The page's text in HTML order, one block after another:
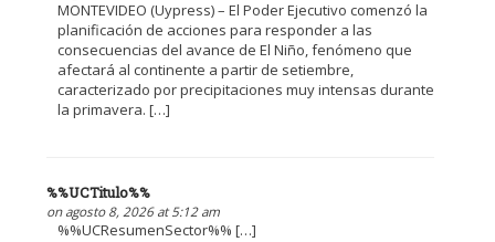
MONTEVIDEO (Uypress) – El Poder Ejecutivo comenzó la
planificación de acciones para responder a las
consecuencias del avance de El Niño, fenómeno que
afectará al continente a partir de setiembre,
caracterizado por precipitaciones muy intensas durante
la primavera. […]
%%UCTitulo%%
on agosto 8, 2026 at 5:12 am
%%UCResumenSector%% […]